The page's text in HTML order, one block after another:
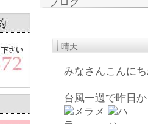
晴天
みなさんこんに
台風一過で昨日